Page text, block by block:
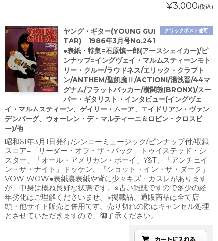
¥3,000(税込)
クリックポスト他可
ヤング・ギター(YOUNG GUI
TAR) 1986年3月号No.241
●表紙・特集=石原慎一郎(アースシェイカー)/ピ
ンナップ=イングヴェイ・マルムスティーンモト
リー・クルー/ラウドネス/エリック・クラプト
ン/ANTHEM/聖飢魔Ⅱ/ACTION!/湯浅晋/44マ
グナム/フラットバッカー/横関敦(BRONX)/スー
パー・ギタリスト・インタビュー(イングヴェ
イ・マルムスティーン、ゲイリー・ムーア、エイドリアン・ヴァン
デンバーグ、ウォーレン・デ・マルティーニ＆ロビン・クロスビ
ー)/他
昭和61年3月1日発行/シンコーミュージック/ピンナップ付/収録
スコア=「リーダー・オブ・ザ・パック」トゥイステッド・シ
スター、「オール・アメリカン・ボーイ」Y&T、「アンチェイ
ン・ザ・ナイト」ドッケン、「ショット・イン・ザ・ダーク」
VOW WOW●表紙裏表紙や背に少々キズ・カスレがあります
が、中身は概ね良好な状態です。※古い雑誌ですので多少の経
年劣化はご理解くださいませ。※掲載品、通販商品は全て店
頭・他サイト販売と併用です。売り切れの際はキャンセル処理
とさせていただきますので、御了承ください。